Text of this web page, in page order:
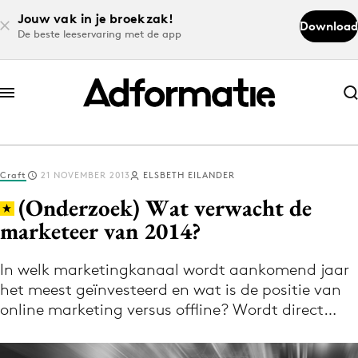
Jouw vak in je broekzak!
De beste leeservaring met de app
Download
Abonneer nu
Abonneer nu
Log in
Volg het laatste nieuws via de Adformatie
Nieuws app
Craft 21 NOVEMBER 2013 ELSBETH EILANDER
(Onderzoek) Wat verwacht de
marketeer van 2014?
In welk marketingkanaal wordt aankomend jaar
het meest geïnvesteerd en wat is de positie van
online marketing versus offline? Wordt direct…